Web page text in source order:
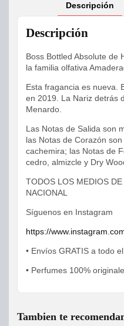
Descripción
Descripción
Boss Bottled Absolute de
la familia olfativa
Esta fragancia es nueva.
en 2019. La Nariz detrás
Menardo.
Las Notas de Salida son
las Notas de Corazón
cachemira; las Notas de
cedro, almizcle y Dry
TODOS LOS MEDIOS
NACIONAL
Síguenos en Instagram
https://
• Envíos GRATIS a todo
• Perfumes 100%
Tambien te